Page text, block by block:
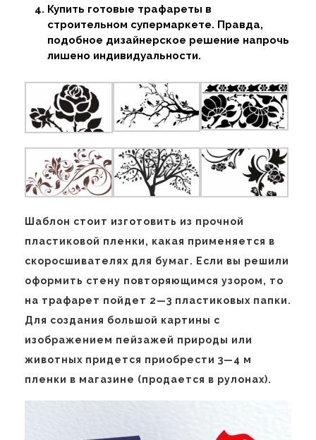
Купить готовые трафареты в
строительном супермаркете. Правда,
подобное дизайнерское решение напрочь
лишено индивидуальности.
Шаблон стоит изготовить из прочной
пластиковой пленки, какая применяется в
скоросшивателях для бумаг. Если вы решили
оформить стену повторяющимся узором, то
на трафарет пойдет 2—3 пластиковых папки.
Для создания большой картины с
изображением пейзажей природы или
животных придется приобрести 3—4 м
пленки в магазине (продается в рулонах).